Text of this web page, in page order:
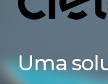
Uma